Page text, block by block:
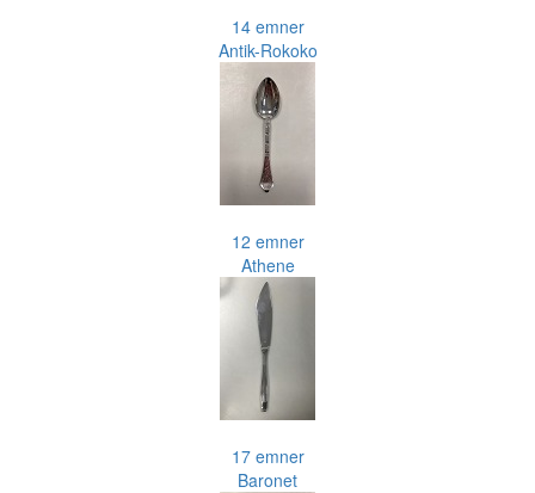
14 emner
Antik-Rokoko
12 emner
Athene
17 emner
Baronet